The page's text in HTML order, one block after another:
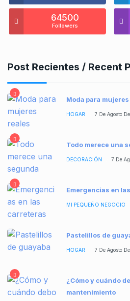
64500
Followers
Post Recientes / Recent
Moda para
HOGAR 7 De Agosto
Todo merece una
DECORACIÓN 7 De
Emergencias en
MI PEQUEÑO NEGOCIO
Pastelillos de
HOGAR 7 De Agosto
¿Cómo y cuándo
mantenimiento